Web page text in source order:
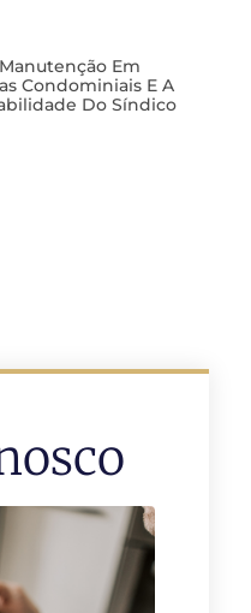
Em
Condominiais E A
Do Síndico